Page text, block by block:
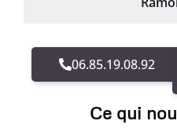
06.85.19.08.92
Ce qui